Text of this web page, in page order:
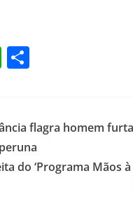
W
s
A
p
e
flagra homem
do ‘Programa Mãos à